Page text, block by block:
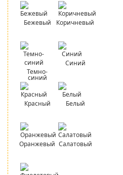
Бежевый Коричневый
Темно-
синий
Синий
Красный Белый
Оранжевый Салатовый